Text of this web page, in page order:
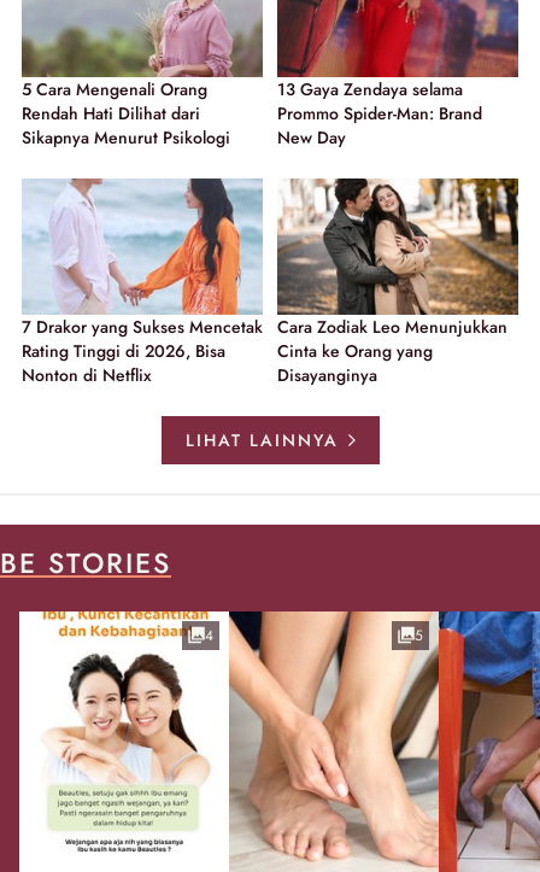
5 Cara Mengenali Orang
Rendah Hati Dilihat dari
Sikapnya Menurut Psikologi
13 Gaya Zendaya selama
Prommo Spider-Man: Brand
New Day
7 Drakor yang Sukses Mencetak
Rating Tinggi di 2026, Bisa
Nonton di Netflix
Cara Zodiak Leo Menunjukkan
Cinta ke Orang yang
Disayanginya
LIHAT LAINNYA
BE STORIES
4 5